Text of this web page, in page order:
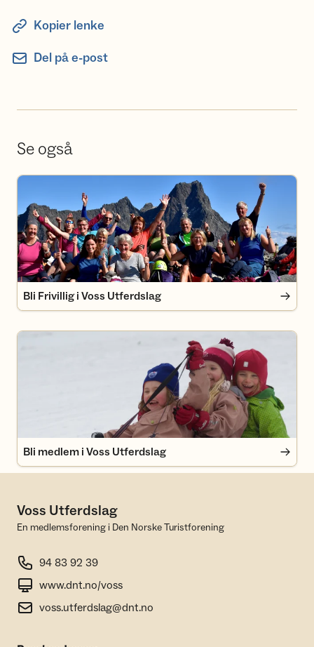
Kopier lenke
Del på e-post
Se også
Bli Frivillig i Voss Utferdslag
Bli Frivillig i Voss Utferdslag
Bli medlem i Voss Utferdslag
Bli medlem i Voss Utferdslag
Voss Utferdslag
En medlemsforening i Den Norske Turistforening
94 83 92 39
www.dnt.no/voss
voss.utferdslag@dnt.no